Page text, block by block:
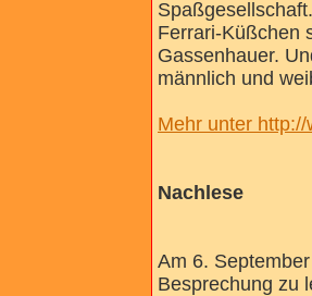
Spaßgesellschaft.
Ferrari-Küßchen
Gassenhauer.
männlich und
Mehr unter
Nachlese
Am 6.
Besprechung zu